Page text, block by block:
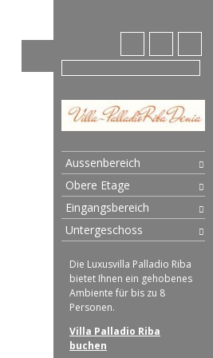
Aussenbereich
Obere Etage
Eingangsbereich
Untergeschoss
Die Luxusvilla Palladio Riba
bietet Ihnen ein gehobenes
Ambiente für bis zu 8
Personen.
Villa Palladio Riba
buchen